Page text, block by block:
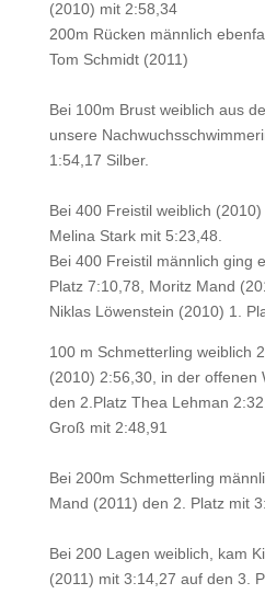
(2010) mit 2:58,34
200m Rücken männlich
Tom Schmidt (2011)
Bei 100m Brust weiblich aus
unsere
1:54,17 Silber.
Bei 400 Freistil weiblich
Melina Stark mit 5:23,48.
Bei 400 Freistil männlich ging
Platz 7:10,78, Moritz Mand
Niklas Löwenstein (2010) 1.
100 m Schmetterling weiblich
(2010) 2:56,30, in der offenen
den 2.Platz Thea Lehman
Groß mit 2:48,91
Bei 200m Schmetterling
Mand (2011) den 2. Platz mit
Bei 200 Lagen weiblich, kam
(2011) mit 3:14,27 auf den 3.